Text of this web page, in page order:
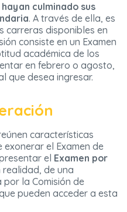
culminado sus
. A través de ella, es
carreras disponibles en
consiste en un Examen
académica de los
en febrero o agosto,
que desea ingresar.
características
exonerar el Examen de
el Examen por
de una
la Comisión de
pueden acceder a esta